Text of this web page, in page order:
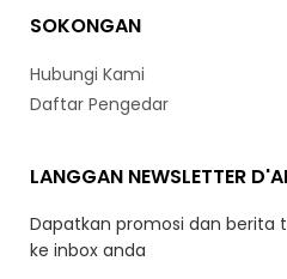
SOKONGAN
Hubungi Kami
Daftar Pengedar
LANGGAN NEWSLETTER
Dapatkan promosi dan berita
ke inbox anda